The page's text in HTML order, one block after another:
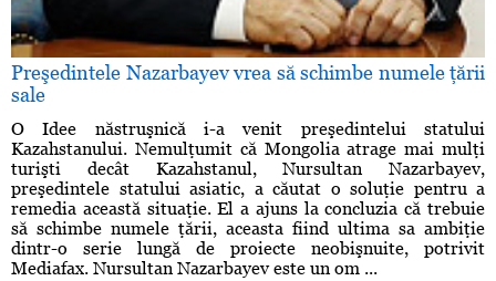
Preşedintele Nazarbayev vrea să schimbe numele ţării
sale
O Idee năstruşnică i-a venit preşedintelui statului
Kazahstanului. Nemulţumit că Mongolia atrage mai mulţi
turişti decât Kazahstanul, Nursultan Nazarbayev,
preşedintele statului asiatic, a căutat o soluţie pentru a
remedia această situaţie. El a ajuns la concluzia că trebuie
să schimbe numele ţării, aceasta fiind ultima sa ambiţie
dintr-o serie lungă de proiecte neobişnuite, potrivit
Mediafax. Nursultan Nazarbayev este un om ...